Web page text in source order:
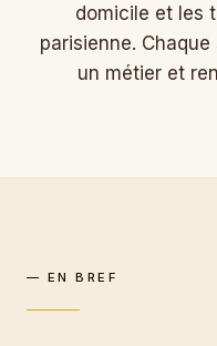
domicile et les
parisienne.
un métier et
— EN BREF